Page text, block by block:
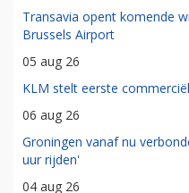
Transavia opent komende
Brussels Airport
05 aug 26
KLM stelt eerste
06 aug 26
Groningen vanaf nu
uur rijden'
04 aug 26